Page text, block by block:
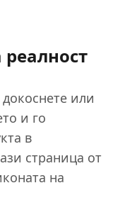
или
и го
в
страница от
на